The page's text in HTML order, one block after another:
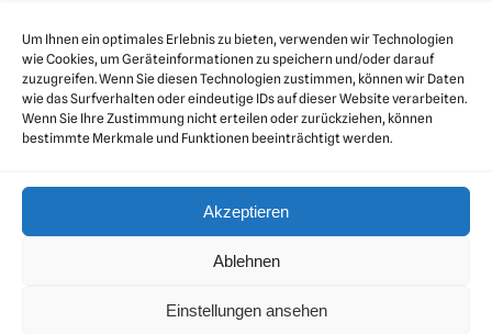
Um Ihnen ein optimales Erlebnis zu bieten, verwenden wir Technologien
wie Cookies, um Geräteinformationen zu speichern und/oder darauf
zuzugreifen. Wenn Sie diesen Technologien zustimmen, können wir Daten
wie das Surfverhalten oder eindeutige IDs auf dieser Website verarbeiten.
Wenn Sie Ihre Zustimmung nicht erteilen oder zurückziehen, können
bestimmte Merkmale und Funktionen beeinträchtigt werden.
Akzeptieren
Ablehnen
Einstellungen ansehen